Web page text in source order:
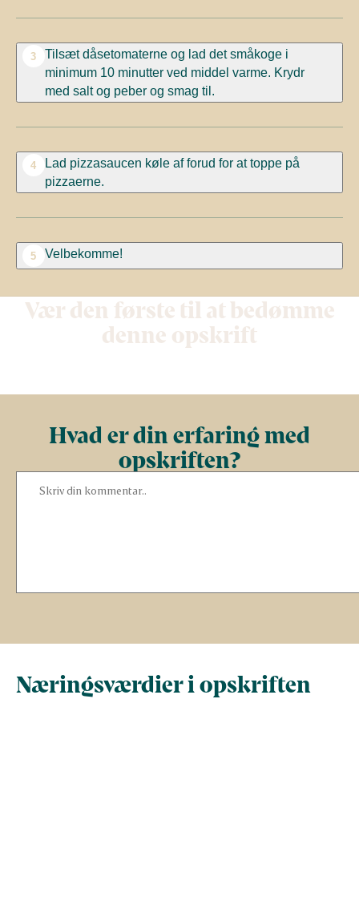
3
Tilsæt dåsetomaterne og lad det småkoge i
minimum 10 minutter ved middel varme. Krydr
med salt og peber og smag til.
4
Lad pizzasaucen køle af forud for at toppe på
pizzaerne.
5 Velbekomme!
Vær den første til at bedømme
denne opskrift
Hvad er din erfaring med
opskriften?
Næringsværdier i opskriften